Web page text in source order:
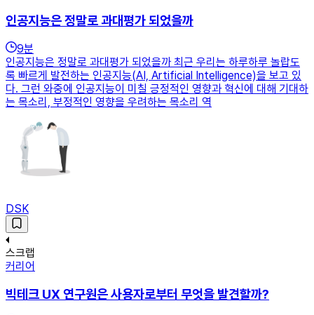
인공지능은 정말로 과대평가 되었을까
9분
인공지능은 정말로 과대평가 되었을까 최근 우리는 하루하루 놀랍도
록 빠르게 발전하는 인공지능(AI, Artificial Intelligence)을 보고 있
다. 그런 와중에 인공지능이 미칠 긍정적인 영향과 혁신에 대해 기대하
는 목소리, 부정적인 영향을 우려하는 목소리 역
DSK
스크랩
커리어
빅테크 UX 연구원은 사용자로부터 무엇을 발견할까?